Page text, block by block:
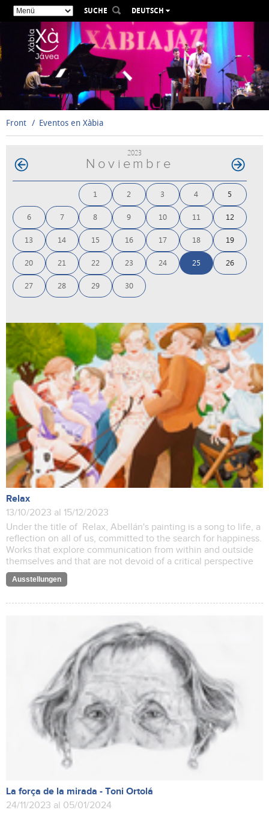
SUCHE
DEUTSCH
ESPAÑOL
VALENCIÀ
FRANÇAIS
РУССКИЙ
Front Eventos en Xàbia
2023
Noviembre
1 2 3 4 5
6 7 8 9 10 11 12
13 14 15 16 17 18 19
20 21 22 23 24 25 26
27 28 29 30
Relax
13/10/2023 al 15/12/2023
Under the title of Relax, Abellán's painting is a song to life, a
reflection on all of us, committed to the search for happiness.
Works that explore communication from within and outside
themselves and that are not devoid of a critical perspective
Ausstellungen
La força de la mirada - Toni Ortolá
24/11/2023 al 05/01/2024